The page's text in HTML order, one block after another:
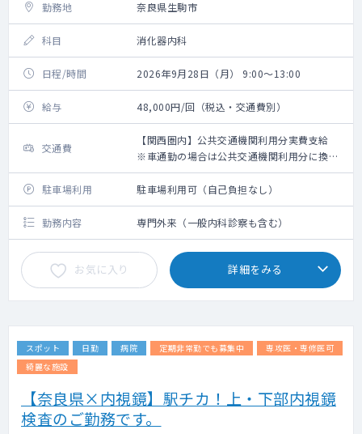
勤務地 奈良県生駒市
科目 消化器内科
日程/時間 2026年9月28日（月） 9:00～13:00
給与 48,000円/回（税込・交通費別）
交通費
【関西圏内】公共交通機関利用分実費支給
※車通勤の場合は公共交通機関利用分に換算
して支給（高速代は支給無し）【関西圏外】
上限10,000円の支給
駐車場利用 駐車場利用可（自己負担なし）
勤務内容 専門外来（一般内科診察も含む）
お気に入り 詳細をみる
スポット 日勤 病院 定期非常勤でも募集中
専攻医・専修医可
綺麗な施設
【奈良県×内視鏡】駅チカ！上・下部内視鏡
検査のご勤務です。